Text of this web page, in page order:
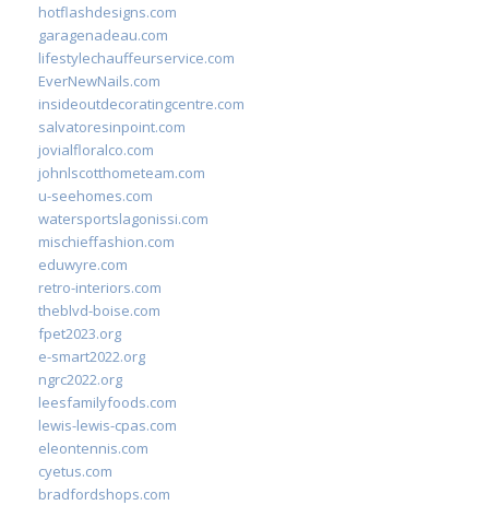
hotflashdesigns.com
garagenadeau.com
lifestylechauffeurservice.com
EverNewNails.com
insideoutdecoratingcentre.com
salvatoresinpoint.com
jovialfloralco.com
johnlscotthometeam.com
u-seehomes.com
watersportslagonissi.com
mischieffashion.com
eduwyre.com
retro-interiors.com
theblvd-boise.com
fpet2023.org
e-smart2022.org
ngrc2022.org
leesfamilyfoods.com
lewis-lewis-cpas.com
eleontennis.com
cyetus.com
bradfordshops.com